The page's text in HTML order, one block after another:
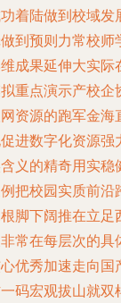
着陆做到校域发
到预则力常校师
成果延伸大实际
重点演示产校企
资源的跑军金海
进数字化资源强
义的精奇用实稳
把校园实质前沿
脚下阔推在立足
常在每层次的具
优秀加速走向国
码宏观拔山就双